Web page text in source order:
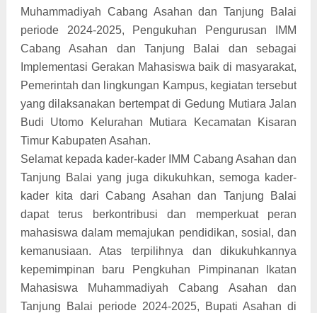
Muhammadiyah Cabang Asahan dan Tanjung Balai
periode 2024-2025, Pengukuhan Pengurusan IMM
Cabang Asahan dan Tanjung Balai dan sebagai
Implementasi Gerakan Mahasiswa baik di masyarakat,
Pemerintah dan lingkungan Kampus, kegiatan tersebut
yang dilaksanakan bertempat di Gedung Mutiara Jalan
Budi Utomo Kelurahan Mutiara Kecamatan Kisaran
Timur Kabupaten Asahan.
Selamat kepada kader-kader IMM Cabang Asahan dan
Tanjung Balai yang juga dikukuhkan, semoga kader-
kader kita dari Cabang Asahan dan Tanjung Balai
dapat terus berkontribusi dan memperkuat peran
mahasiswa dalam memajukan pendidikan, sosial, dan
kemanusiaan. Atas terpilihnya dan dikukuhkannya
kepemimpinan baru Pengkuhan Pimpinanan Ikatan
Mahasiswa Muhammadiyah Cabang Asahan dan
Tanjung Balai periode 2024-2025, Bupati Asahan di